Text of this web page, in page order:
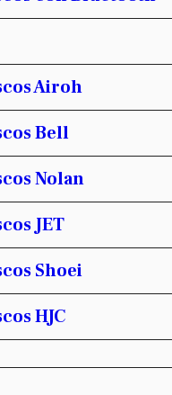
Airoh
Bell
Nolan
JET
Shoei
HJC